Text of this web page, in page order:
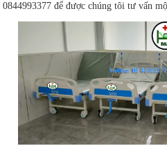
0844993377 để được chúng tôi tư vấn